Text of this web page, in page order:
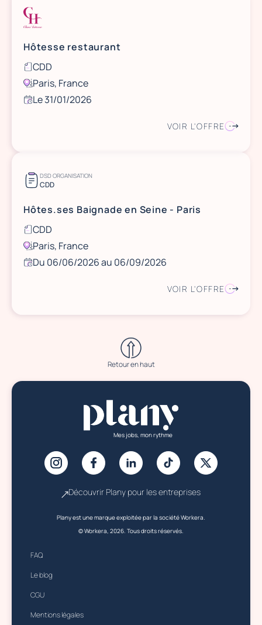
Hôtesse restaurant
CDD
Paris, France
Le 31/01/2026
VOIR L'OFFRE
DSD ORGANISATION
CDD
Hôtes.ses Baignade en Seine - Paris
CDD
Paris, France
Du 06/06/2026 au 06/09/2026
VOIR L'OFFRE
Retour en haut
Mes jobs, mon rythme
Découvrir Plany pour les entreprises
Plany est une marque exploitée par la société Workera.
© Workera, 2026. Tous droits réservés.
FAQ
Le blog
CGU
Mentions légales